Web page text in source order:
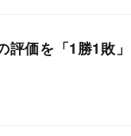
価を「1勝1敗」